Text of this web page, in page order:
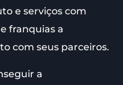
e serviços com
franquias a
com seus parceiros.
a